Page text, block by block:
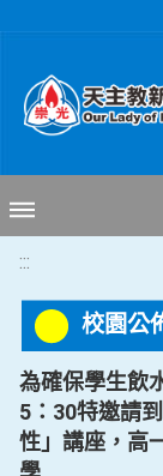
:::
校園公
為確保學生飲
5：30特邀請
性」講座，高